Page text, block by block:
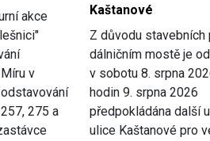
akce
v
275 a
Kaštanové
Z důvodu stavebních
dálničním mostě je
v sobotu 8. srpna
hodin 9. srpna 2026
předpokládána další
ulice Kaštanové pro